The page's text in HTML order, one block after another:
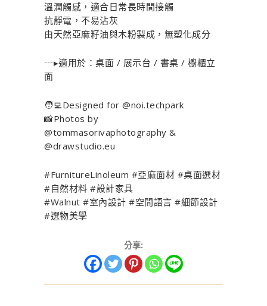
溫潤觸感，適合日常長時間接觸
抗靜電，不易沾灰
由天然亞麻籽油與木粉製成，無塑化成分
┄▸適用於：桌面 / 展示台 / 書桌 / 櫥櫃立
面
🧑‍💻Designed for @noi.techpark
📸Photos by
@tommasorivaphotography &
@drawstudio.eu
#FurnitureLinoleum #亞麻面材 #桌面選材
#自然材料 #設計家具
#Walnut #室內設計 #空間語言 #細節設計
#選物美學
分享: